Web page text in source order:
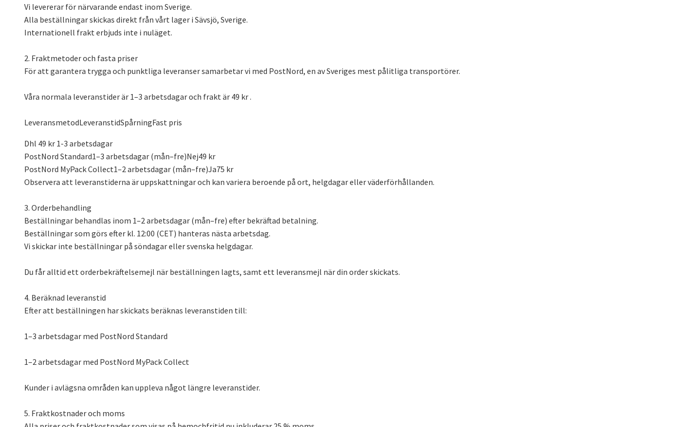
Vi levererar för närvarande endast inom Sverige.
Alla beställningar skickas direkt från vårt lager i Sävsjö, Sverige.
Internationell frakt erbjuds inte i nuläget.
2. Fraktmetoder och fasta priser
För att garantera trygga och punktliga leveranser samarbetar vi med PostNord, en av Sveriges mest pålitliga transportörer.
Våra normala leveranstider är 1–3 arbetsdagar och frakt är 49 kr .
LeveransmetodLeveranstidSpårningFast pris
Dhl 49 kr 1-3 arbetsdagar
PostNord Standard1–3 arbetsdagar (mån–fre)Nej49 kr
PostNord MyPack Collect1–2 arbetsdagar (mån–fre)Ja75 kr
Observera att leveranstiderna är uppskattningar och kan variera beroende på ort, helgdagar eller väderförhållanden.
3. Orderbehandling
Beställningar behandlas inom 1–2 arbetsdagar (mån–fre) efter bekräftad betalning.
Beställningar som görs efter kl. 12:00 (CET) hanteras nästa arbetsdag.
Vi skickar inte beställningar på söndagar eller svenska helgdagar.
Du får alltid ett orderbekräftelsemejl när beställningen lagts, samt ett leveransmejl när din order skickats.
4. Beräknad leveranstid
Efter att beställningen har skickats beräknas leveranstiden till:
1–3 arbetsdagar med PostNord Standard
1–2 arbetsdagar med PostNord MyPack Collect
Kunder i avlägsna områden kan uppleva något längre leveranstider.
5. Fraktkostnader och moms